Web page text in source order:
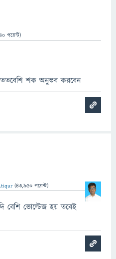
পয়েন্ট)
শক অনুভব করবেন
(43,950 পয়েন্ট)
বেশি ভোল্টেজ হয় তবেই